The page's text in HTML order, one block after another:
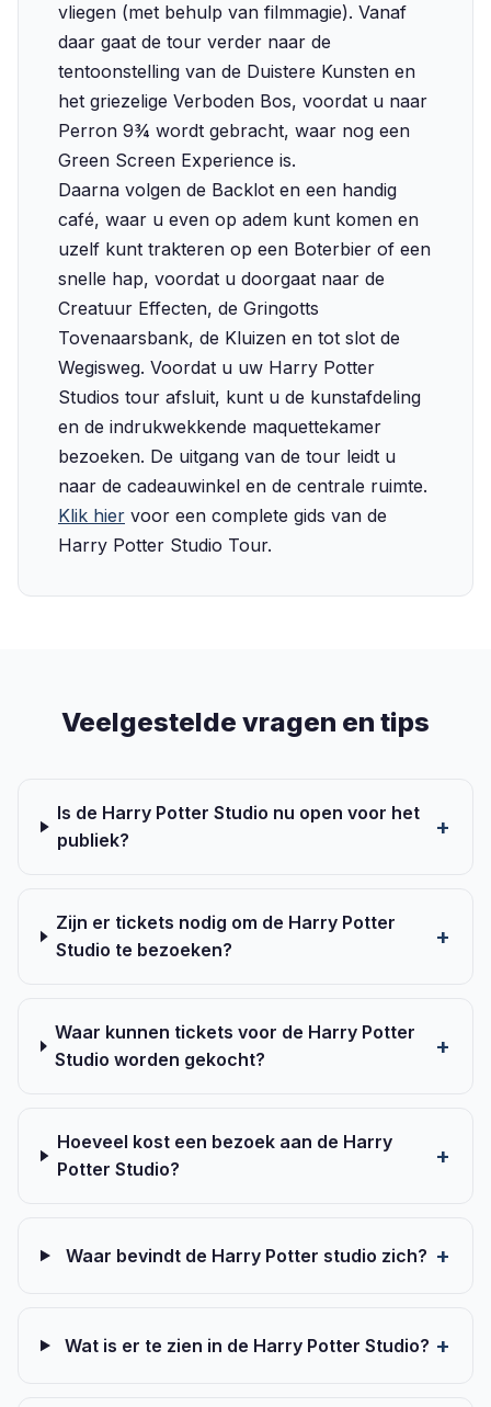
vliegen (met behulp van filmmagie). Vanaf
daar gaat de tour verder naar de
tentoonstelling van de Duistere Kunsten en
het griezelige Verboden Bos, voordat u naar
Perron 9¾ wordt gebracht, waar nog een
Green Screen Experience is.
Daarna volgen de Backlot en een handig
café, waar u even op adem kunt komen en
uzelf kunt trakteren op een Boterbier of een
snelle hap, voordat u doorgaat naar de
Creatuur Effecten, de Gringotts
Tovenaarsbank, de Kluizen en tot slot de
Wegisweg. Voordat u uw Harry Potter
Studios tour afsluit, kunt u de kunstafdeling
en de indrukwekkende maquettekamer
bezoeken. De uitgang van de tour leidt u
naar de cadeauwinkel en de centrale ruimte.
Klik hier voor een complete gids van de
Harry Potter Studio Tour.
Veelgestelde vragen en tips
Is de Harry Potter Studio nu open voor het
publiek?
Zijn er tickets nodig om de Harry Potter
Studio te bezoeken?
Waar kunnen tickets voor de Harry Potter
Studio worden gekocht?
Hoeveel kost een bezoek aan de Harry
Potter Studio?
Waar bevindt de Harry Potter studio zich?
Wat is er te zien in de Harry Potter Studio?